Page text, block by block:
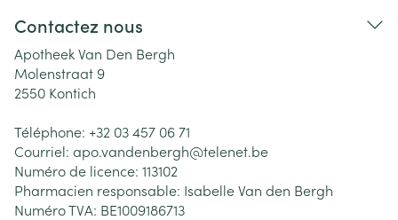
Contactez nous
Apotheek Van Den Bergh
Molenstraat 9
2550 Kontich
Téléphone: +32 03 457 06 71
Courriel: apo.vandenbergh@telenet.be
Numéro de licence: 113102
Pharmacien responsable: Isabelle Van den Bergh
Numéro TVA: BE1009186713